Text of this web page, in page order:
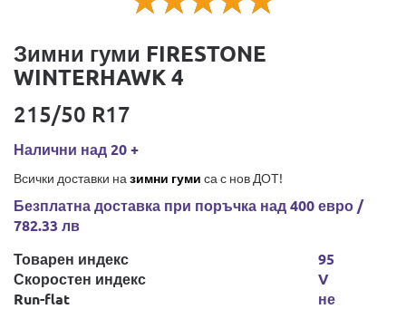
Зимни гуми FIRESTONE
WINTERHAWK 4
215/50 R17
Налични над 20 +
Всички доставки на зимни гуми са с нов ДОТ!
Безплатна доставка при поръчка над 400 евро /
782.33 лв
Товарен индекс
Скоростен индекс
Run-flat
95
V
не